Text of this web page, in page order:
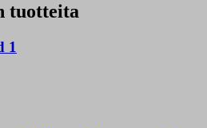
tuotteita
1